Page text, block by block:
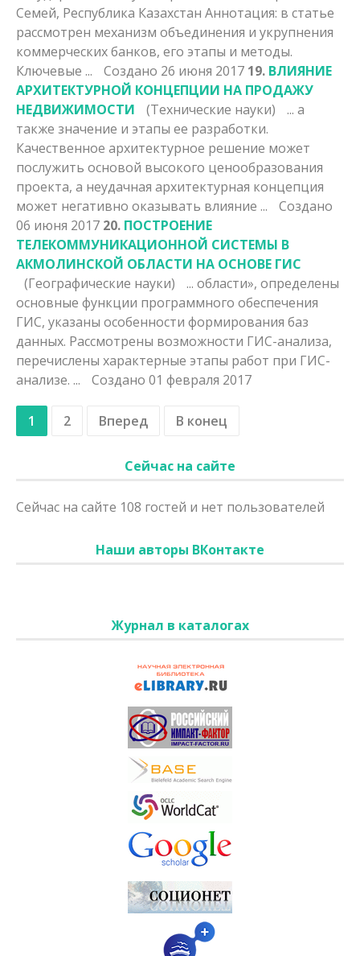
Семей, Республика Казахстан Аннотация: в статье
рассмотрен механизм объединения и укрупнения
коммерческих банков, его этапы и методы.
Ключевые ...
Создано 26 июня 2017 19. ВЛИЯНИЕ
АРХИТЕКТУРНОЙ КОНЦЕПЦИИ НА ПРОДАЖУ
НЕДВИЖИМОСТИ
(Технические науки)
... а
также значение и этапы ее разработки.
Качественное архитектурное решение может
послужить основой высокого ценообразования
проекта, а неудачная архитектурная концепция
может негативно оказывать влияние ...
Создано
06 июня 2017 20. ПОСТРОЕНИЕ
ТЕЛЕКОММУНИКАЦИОННОЙ СИСТЕМЫ В
АКМОЛИНСКОЙ ОБЛАСТИ НА ОСНОВЕ ГИС
(Географические науки)
... области», определены
основные функции программного обеспечения
ГИС, указаны особенности формирования баз
данных. Рассмотрены возможности ГИС-анализа,
перечислены характерные этапы работ при ГИС-
анализе. ...
Создано 01 февраля 2017
1 2 Вперед В конец
Сейчас на сайте
Сейчас на сайте 108 гостей и нет пользователей
Наши авторы ВКонтакте
Журнал в каталогах